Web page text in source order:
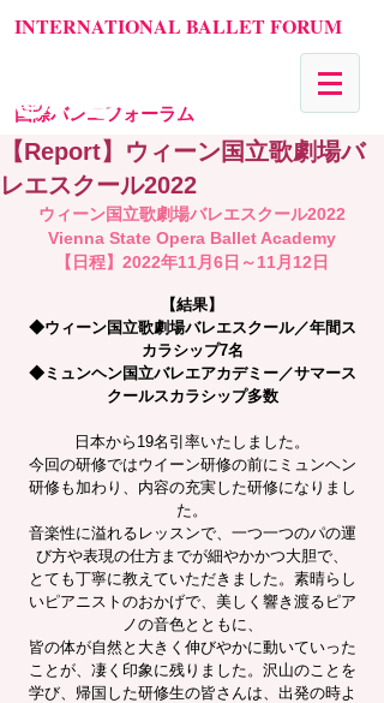
INTERNATIONAL BALLET FORUM
国際バレエフォーラム
【Report】ウィーン国立歌劇場バ
レエスクール2022
ウィーン国立歌劇場バレエスクール2022
Vienna State Opera Ballet Academy
【日程】2022年11月6日～11月12日
【結果】
◆ウィーン国立歌劇場バレエスクール／年間ス
カラシップ7名
◆ミュンヘン国立バレエアカデミー／サマース
クールスカラシップ多数
日本から19名引率いたしました。
今回の研修ではウイーン研修の前にミュンヘン
研修も加わり、内容の充実した研修になりまし
た。
音楽性に溢れるレッスンで、一つ一つのパの運
び方や表現の仕方までが細やかかつ大胆で、
とても丁寧に教えていただきました。素晴らし
いピアニストのおかげで、美しく響き渡るピア
ノの音色とともに、
皆の体が自然と大きく伸びやかに動いていった
ことが、凄く印象に残りました。沢山のことを
学び、帰国した研修生の皆さんは、出発の時よ